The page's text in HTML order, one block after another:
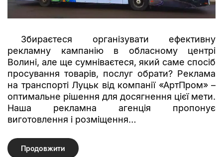
Збираєтеся організувати ефективну
рекламну кампанію в обласному центрі
Волині, але ще сумніваєтеся, який саме спосіб
просування товарів, послуг обрати? Реклама
на транспорті Луцьк від компанії «АртПром» –
оптимальне рішення для досягнення цієї мети.
Наша рекламна агенція пропонує
виготовлення і розміщення…
Продовжити